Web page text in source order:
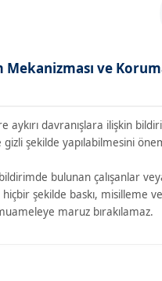
ve
aykırı davranışlara ilişkin
şekilde yapılabilmesini
bulunan çalışanlar
şekilde baskı, misilleme
maruz bırakılamaz.